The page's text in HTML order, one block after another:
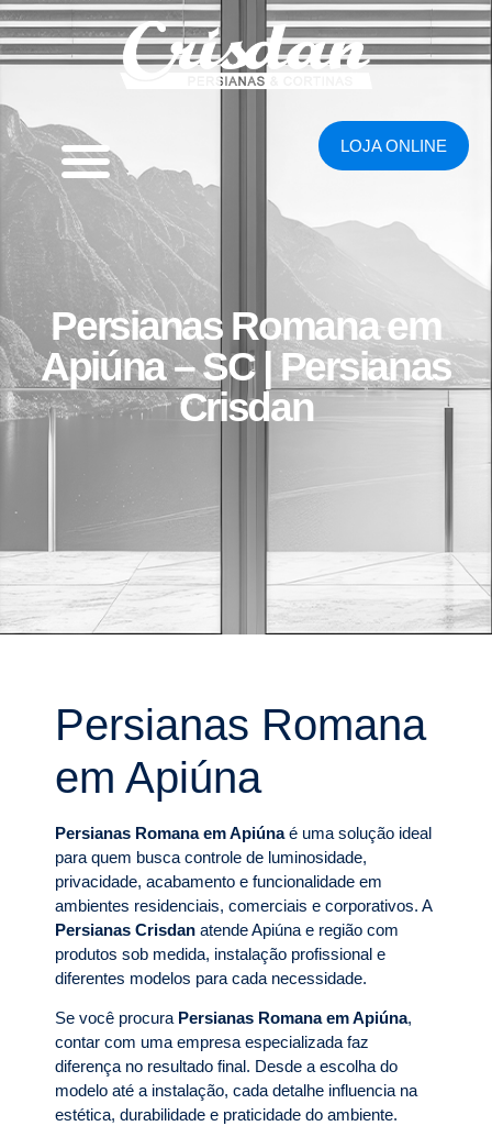
LOJA ONLINE
Persianas Romana em
Apiúna – SC | Persianas
Crisdan
Persianas Romana
em Apiúna
Persianas Romana em Apiúnaé uma solução ideal
para quem busca controle de luminosidade,
privacidade, acabamento e funcionalidade em
ambientes residenciais, comerciais e corporativos. A
Persianas Crisdan atende Apiúna e região com
produtos sob medida, instalação profissional e
diferentes modelos para cada necessidade.
Se você procura Persianas Romana em Apiúna,
contar com uma empresa especializada faz
diferença no resultado final. Desde a escolha do
modelo até a instalação, cada detalhe influencia na
estética, durabilidade e praticidade do ambiente.